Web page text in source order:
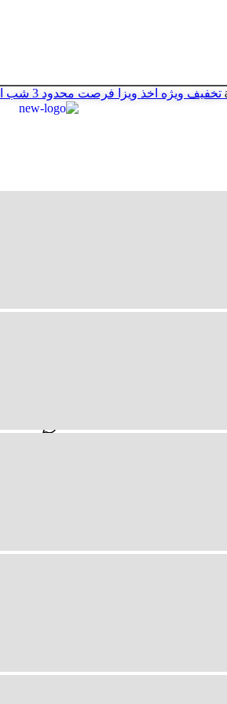
تخفیف ویژه اخذ ویزا فرصت محدود 3 شب اقامت رایگان هتل